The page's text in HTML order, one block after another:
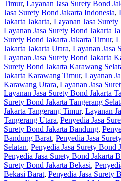
Timur, Layanan Jasa Surety Bond
Jasa Surety Bond Jakarta Indonesia,
Jakarta Jakarta, Layanan Jasa
Layanan Jasa Surety Bond Jakarta
Surety Bond Jakarta Jakarta Timur,
Jakarta Jakarta Utara, Layanan Jasa
Layanan Jasa Surety Bond Jakarta
Surety Bond Jakarta Karawang
Jakarta Karawang Timur, Layanan
Karawang Utara, Layanan Jasa
Layanan Jasa Surety Bond Jakarta
Surety Bond Jakarta Tangerang
Jakarta Tangerang Timur, Layanan
Tangerang Utara, Penyedia Jasa
Surety Bond Jakarta Bandung,
Bandung Barat, Penyedia Jasa
Selatan, Penyedia Jasa Surety Bond
Penyedia Jasa Surety Bond Jakarta
Surety Bond Jakarta Bekasi,
Bekasi Barat, Penyedia Jasa Surety